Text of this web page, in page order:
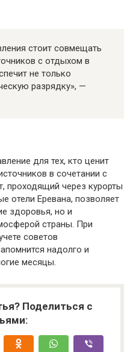
стоит совмещать
с отдыхом в
не только
разрядку», —
для тех, кто ценит
в сочетании с
проходящий через курорты
отели Еревана, позволяет
здоровья, но и
страны. При
советов
надолго и
месяцы.
Поделиться с